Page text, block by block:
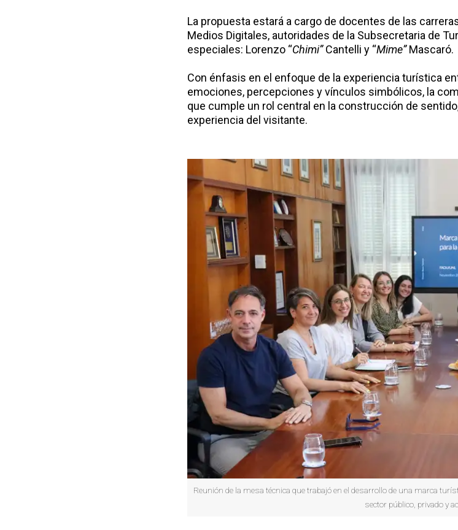
La propuesta estará a cargo de docentes de las
Medios Digitales, autoridades de la Subsecretaria de
especiales: Lorenzo “Chimi”Cantelli y “Mime”Mascaró.
Con énfasis en el enfoque de la experiencia turística
emociones, percepciones y vínculos simbólicos, la
que cumple un rol central en la construcción de
experiencia del visitante.
Reunión de la mesa técnica que trabajó en el desarrollo de una marca
sector público, privado y